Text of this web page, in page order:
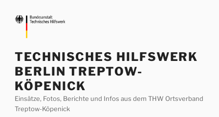
Inhalt
springen
TECHNISCHES HILFSWERK
BERLIN TREPTOW-
KÖPENICK
Einsätze, Fotos, Berichte und Infos aus dem THW Ortsverband
Treptow-Köpenick